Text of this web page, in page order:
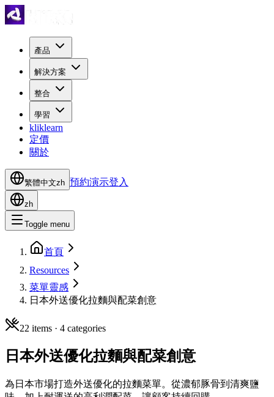
產品
解決方案
整合
學習
kliklearn
定價
關於
繁體中文zh 預約演示登入
zh
Toggle menu
首頁
Resources
菜單靈感
日本外送優化拉麵與配菜創意
22 items · 4 categories
日本外送優化拉麵與配菜創意
為日本市場打造外送優化的拉麵菜單。從濃郁豚骨到清爽鹽